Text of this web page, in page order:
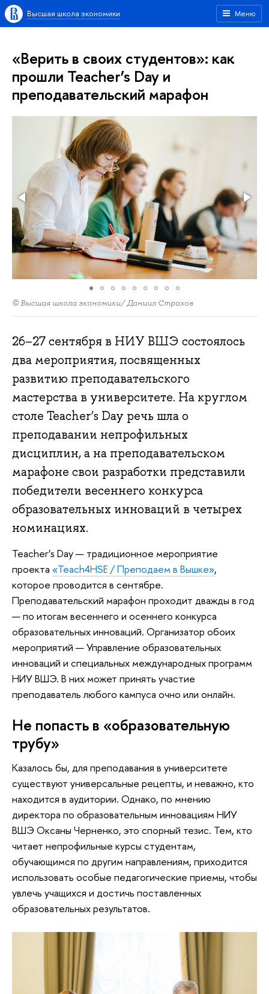
Меню
Высшая школа экономики
«Верить в своих студентов»: как
прошли Teacher’s Day и
преподавательский марафон
© Высшая школа экономики/ Даниил Страхов
26–27 сентября в НИУ ВШЭ состоялось
два мероприятия, посвященных
развитию преподавательского
мастерства в университете. На круглом
столе Teacher’s Day речь шла о
преподавании непрофильных
дисциплин, а на преподавательском
марафоне свои разработки представили
победители весеннего конкурса
образовательных инноваций в четырех
номинациях.
Teacher’s Day — традиционное мероприятие
проекта «Teach4HSE / Преподаем в Вышке»,
которое проводится в сентябре.
Преподавательский марафон проходит дважды в год
— по итогам весеннего и осеннего конкурса
образовательных инноваций. Организатор обоих
мероприятий — Управление образовательных
инноваций и специальных международных программ
НИУ ВШЭ. В них может принять участие
преподаватель любого кампуса очно или онлайн.
Не попасть в «образовательную
трубу»
Казалось бы, для преподавания в университете
существуют универсальные рецепты, и неважно, кто
находится в аудитории. Однако, по мнению
директора по образовательным инновациям НИУ
ВШЭ Оксаны Черненко, это спорный тезис. Тем, кто
читает непрофильные курсы студентам,
обучающимся по другим направлениям, приходится
использовать особые педагогические приемы, чтобы
увлечь учащихся и достичь поставленных
образовательных результатов.